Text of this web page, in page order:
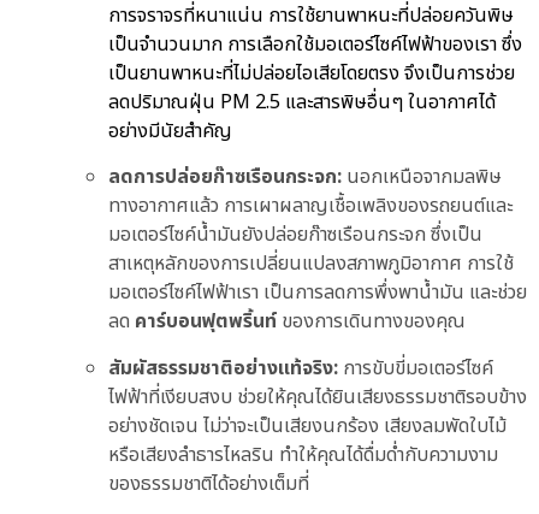
การจราจรที่หนาแน่น การใช้ยานพาหนะที่ปล่อยควันพิษ
เป็นจำนวนมาก การเลือกใช้มอเตอร์ไซค์ไฟฟ้าของเรา ซึ่ง
เป็นยานพาหนะที่ไม่ปล่อยไอเสียโดยตรง จึงเป็นการช่วย
ลดปริมาณฝุ่น PM 2.5 และสารพิษอื่นๆ ในอากาศได้
อย่างมีนัยสำคัญ
ลดการปล่อยก๊าซเรือนกระจก: นอกเหนือจากมลพิษ
ทางอากาศแล้ว การเผาผลาญเชื้อเพลิงของรถยนต์และ
มอเตอร์ไซค์น้ำมันยังปล่อยก๊าซเรือนกระจก ซึ่งเป็น
สาเหตุหลักของการเปลี่ยนแปลงสภาพภูมิอากาศ การใช้
มอเตอร์ไซค์ไฟฟ้าเรา เป็นการลดการพึ่งพาน้ำมัน และช่วย
ลด คาร์บอนฟุตพริ้นท์ ของการเดินทางของคุณ
สัมผัสธรรมชาติอย่างแท้จริง: การขับขี่มอเตอร์ไซค์
ไฟฟ้าที่เงียบสงบ ช่วยให้คุณได้ยินเสียงธรรมชาติรอบข้าง
อย่างชัดเจน ไม่ว่าจะเป็นเสียงนกร้อง เสียงลมพัดใบไม้
หรือเสียงลำธารไหลริน ทำให้คุณได้ดื่มด่ำกับความงาม
ของธรรมชาติได้อย่างเต็มที่